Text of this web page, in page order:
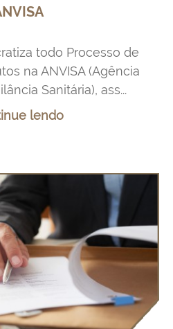
todo Processo de
na ANVISA (Agência
Sanitária), ass...
lendo